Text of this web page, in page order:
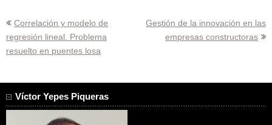
Navegación
de
Correlación y modelo de
regresión lineal. Problema
resuelto en puentes losa
Gestión de la innovación en las
empresas constructoras
Víctor Yepes Piqueras